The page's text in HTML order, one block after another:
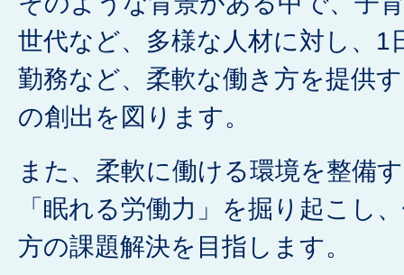
世代など、多様な人材に対し、1
勤務など、柔軟な働き方を提供
の創出を図ります。
また、柔軟に働ける環境を整備
「眠れる労働力」を掘り起こし
方の課題解決を目指します。